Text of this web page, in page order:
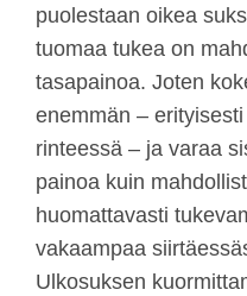
puolestaan oikea
tuomaa tukea on
tasapainoa. Joten
enemmän –
rinteessä – ja varaa
painoa kuin
huomattavasti
vakaampaa
Ulkosuksen